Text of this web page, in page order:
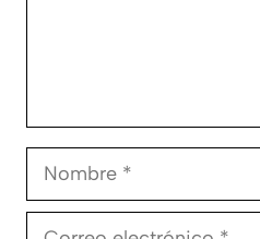
Nombre
Correo